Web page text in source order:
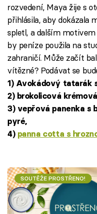
rozvedení, Maya žije s
přihlásila, aby dokázala
spletl, a dalším
by peníze použila na
zahraničí. Může začít
vítězné? Podávat se
1) Avokádový tatarák
2) brokolicová
3) vepřová panenka s
pyré,
4) panna cotta s
SOUTĚŽE PROSTŘENO!